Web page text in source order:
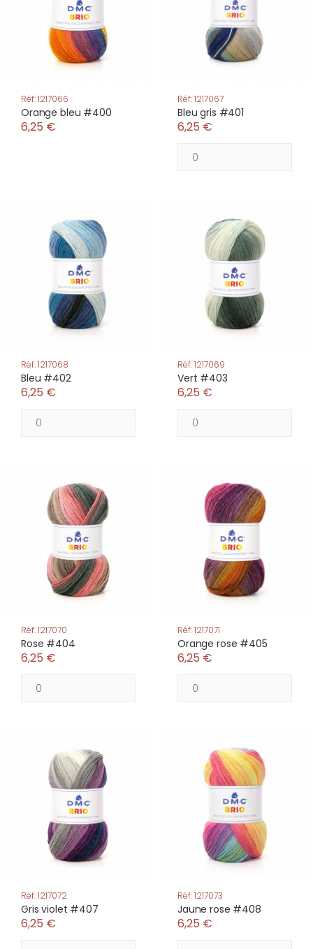
Réf: 1217066
Orange bleu #400
6,25 €
Réf: 1217067
Bleu gris #401
6,25 €
Réf: 1217068
Bleu #402
6,25 €
Réf: 1217069
Vert #403
6,25 €
Réf: 1217070
Rose #404
6,25 €
Réf: 1217071
Orange rose #405
6,25 €
Réf: 1217072
Gris violet #407
6,25 €
Réf: 1217073
Jaune rose #408
6,25 €